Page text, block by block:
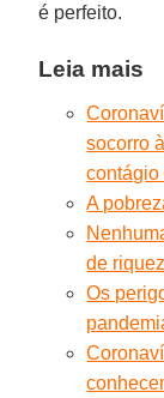
é perfeito.
Leia mais
socorro
contágio
A
de
Os